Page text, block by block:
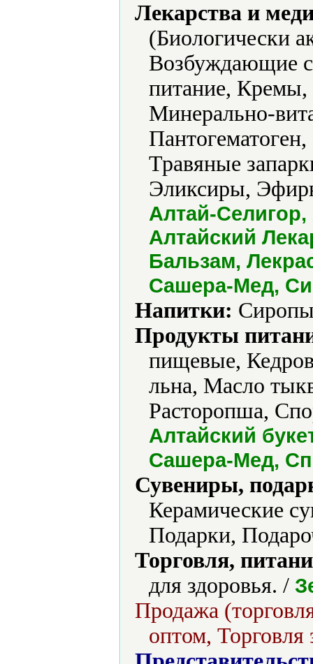
Лекарства и
(Биологически
Возбуждающие
питание, Кремы,
Минерально-
Травяные
Эликсиры,
Алтай-Селигор,
Алтайский
Бальзам,
Сашера-Мед,
Напитки:
Продукты
пищевые,
льна, Масло
Расторопша,
Алтайский
Сашера-Мед,
Сувениры,
Керамические
Подарки,
Торговля,
для здоровья. /
Продажа
оптом, Торговля